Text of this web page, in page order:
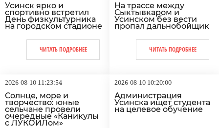
Усинск ярко и
спортивно встретил
День физкультурника
на городском стадионе
ЧИТАТЬ ПОДРОБНЕЕ
На трассе между
Сыктывкаром и
Усинском без вести
пропал дальнобойщик
ЧИТАТЬ ПОДРОБНЕЕ
2026-08-10 11:23:54
Солнце, море и
творчество: юные
сельчане провели
очередные «Каникулы
с ЛУКОЙЛом»
2026-08-10 10:20:00
Администрация
Усинска ищет студента
на целевое обучение